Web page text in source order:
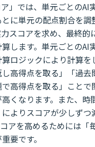
ア」では、単元ごとのAI
に単元の配点割合を調
スコアを求め、最終的
します。単元ごとのAI
ロジックにより計算を
高得点を取る」「過去
高得点を取る」ことで
くなります。また、時
によりスコアが少しず
アを高めるためには「
要です。